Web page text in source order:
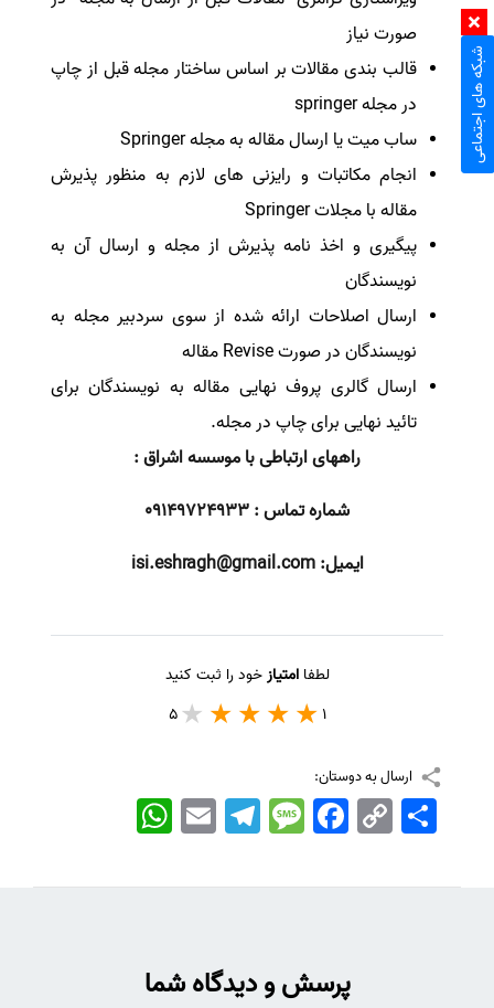
صورت نیاز
قالب بندی مقالات بر اساس ساختار مجله قبل از چاپ
در مجلهspringer
ساب میت یا ارسال مقاله به مجلهSpringer
انجام مکاتبات و رایزنی های لازم به منظور پذیرش
مقاله با مجلاتSpringer
پیگیری و اخذ نامه پذیرش از مجله و ارسال آن به
نویسندگان
ارسال اصلاحات ارائه شده از سوی سردبیر مجله به
نویسندگان در صورت Revise مقاله
ارسال گالری پروف نهایی مقاله به نویسندگان برای
تائید نهایی برای چاپ در مجله.
راههای ارتباطی با موسسه اشراق :
شماره تماس : 09149724933
ایمیل:isi.eshragh@gmail.com
لطفاامتیازخود را ثبت کنید
1
5
ارسال به دوستان:
WhatsApp EmailTelegramMessageFacebook Copy
Link
اشتراک
پرسش و دیدگاه شما
شبکه های اجتماعی